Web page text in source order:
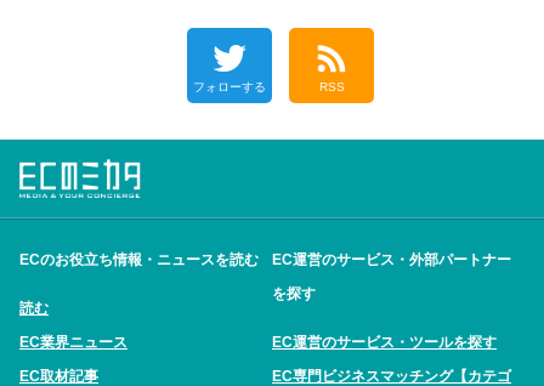
フォローする RSS
ECのお役立ち情報・ニュースを読む
読む
EC業界ニュース
EC取材記事
EC運営のサービス・外部パートナー
を探す
EC運営のサービス・ツールを探す
EC専門ビジネスマッチング【カテゴ